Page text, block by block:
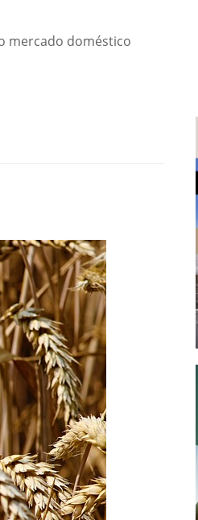
mercado doméstico